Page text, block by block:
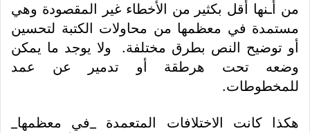
من أـنها أقل بكثير من الأخطاء غير المقصودة وهي
مستمدة في معظمها من محاولات الكتبة لتحسين
أو توضيح النص بطرق مختلفة. ولا يوجد ما يمكن
وضعه تحت هرطقة أو تدمير عن عمد
للمخطوطات.
هكذا كانت الاختلافات المتعمدة _في معظمها_